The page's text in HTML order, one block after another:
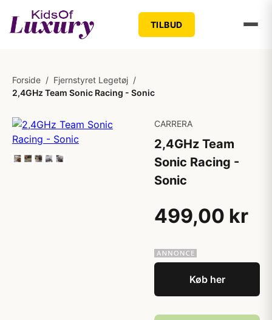
TILBUD
Forside / Fjernstyret Legetøj /
2,4GHz Team Sonic Racing - Sonic
CARRERA
2,4GHz Team
Sonic Racing -
Sonic
499,00 kr
Køb her